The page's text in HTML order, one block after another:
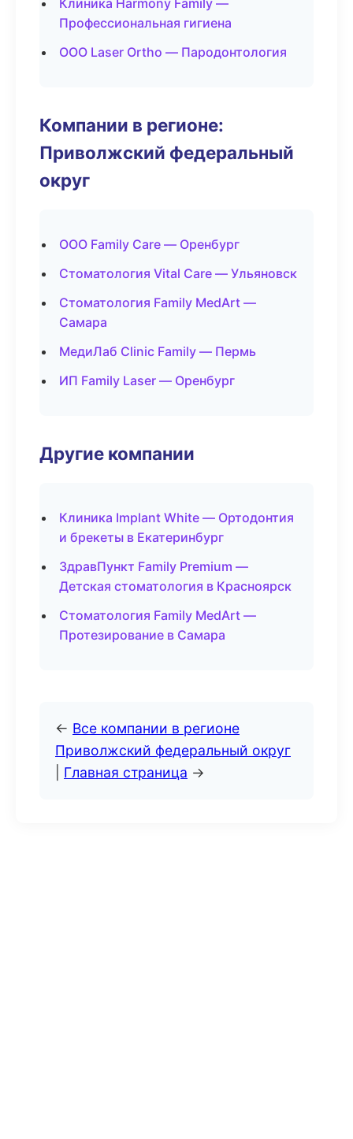
Клиника Harmony Family —
Профессиональная гигиена
ООО Laser Ortho — Пародонтология
Компании в регионе:
Приволжский федеральный
округ
ООО Family Care — Оренбург
Стоматология Vital Care — Ульяновск
Стоматология Family MedArt —
Самара
МедиЛаб Clinic Family — Пермь
ИП Family Laser — Оренбург
Другие компании
Клиника Implant White — Ортодонтия
и брекеты в Екатеринбург
ЗдравПункт Family Premium —
Детская стоматология в Красноярск
Стоматология Family MedArt —
Протезирование в Самара
← Все компании в регионе
Приволжский федеральный округ
Главная страница →